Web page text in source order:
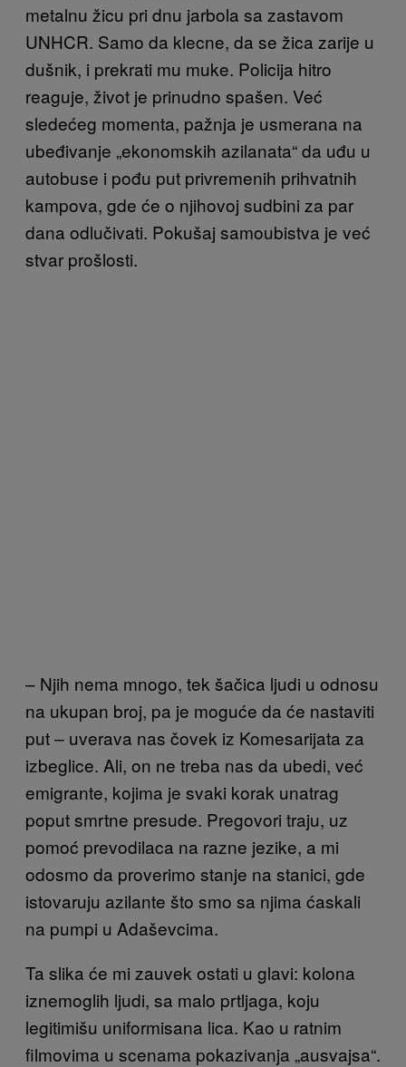
metalnu žicu pri dnu jarbola sa zastavom
UNHCR. Samo da klecne, da se žica zarije u
dušnik, i prekrati mu muke. Policija hitro
reaguje, život je prinudno spašen. Već
sledećeg momenta, pažnja je usmerana na
ubeđivanje „ekonomskih azilanata“ da uđu u
autobuse i pođu put privremenih prihvatnih
kampova, gde će o njihovoj sudbini za par
dana odlučivati. Pokušaj samoubistva je već
stvar prošlosti.
– Njih nema mnogo, tek šačica ljudi u odnosu
na ukupan broj, pa je moguće da će nastaviti
put – uverava nas čovek iz Komesarijata za
izbeglice. Ali, on ne treba nas da ubedi, već
emigrante, kojima je svaki korak unatrag
poput smrtne presude. Pregovori traju, uz
pomoć prevodilaca na razne jezike, a mi
odosmo da proverimo stanje na stanici, gde
istovaruju azilante što smo sa njima ćaskali
na pumpi u Adaševcima.
Ta slika će mi zauvek ostati u glavi: kolona
iznemoglih ljudi, sa malo prtljaga, koju
legitimišu uniformisana lica. Kao u ratnim
filmovima u scenama pokazivanja „ausvajsa“.